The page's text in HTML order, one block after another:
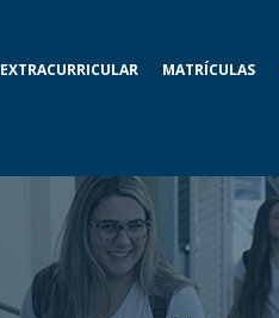
EXTRACURRICULAR MATRÍCULAS